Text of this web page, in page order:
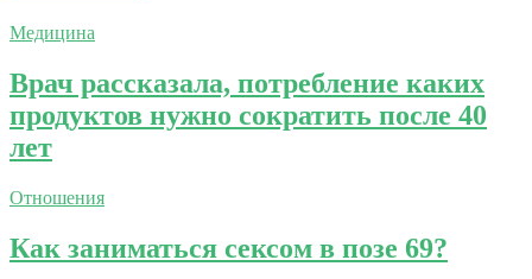
Медицина
Врач рассказала, потребление каких
продуктов нужно сократить после 40
лет
Отношения
Как заниматься сексом в позе 69?